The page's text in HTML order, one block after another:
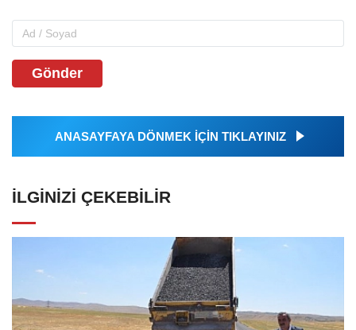
Gönder
ANASAYFAYA DÖNMEK İÇİN TIKLAYINIZ
İLGINIZI ÇEKEBILIR